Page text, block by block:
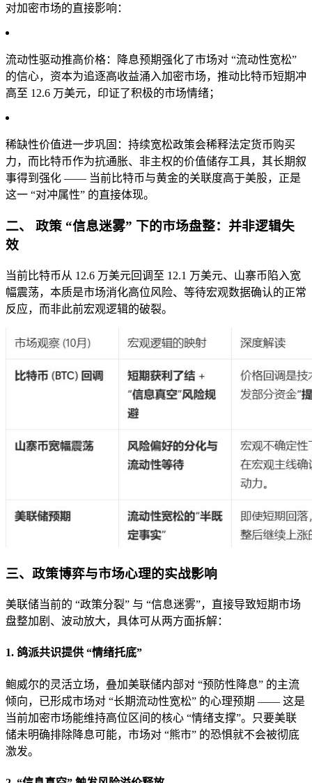
对加密市场的直接影响：
流动性驱动推高价格：降息预期强化了市场对 “流动性宽松”
的信心，资本为追逐高收益涌入加密市场，推动比特币短期冲
高至 12.6 万美元，印证了积极的市场情绪；
稀缺性价值进一步巩固：持续宽松政策会稀释法定货币购买
力，而比特币作为抗通胀、非主权的价值储存工具，其长期叙
事得到强化 —— 当前比特币与黄金的关联度高于美股，正是
这一 “对冲属性” 的直接体现。
二、 政策 “信息迷雾” 下的市场盘整：并非逻辑失
效
当前比特币从 12.6 万美元回调至 12.1 万美元、山寨币陷入宽
幅震荡，本质是市场消化高位风险、等待宏观数据确认的正常
反应，而非此前宏观逻辑的破裂。
三、政策博弈与市场心理的实战影响
美联储当前的 “政策分裂” 与 “信息迷雾”，直接导致短期市场
盘整加剧、波动放大，具体可从两方面拆解：
1. 鸽派共识提供 “情绪托底”
鲍威尔的灵活立场，叠加美联储内部对 “预防性降息” 的主流
倾向，已形成市场对 “长期流动性宽松” 的心理预期 —— 这是
当前加密市场能维持高位区间的核心 “情绪支撑”。只要美联
储未明确排除降息可能，市场对 “熊市” 的恐惧就不会被彻底
激发。